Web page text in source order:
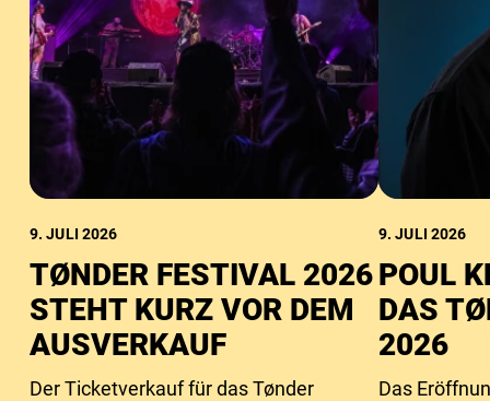
9. JULI 2026
TØNDER FESTIVAL 2026
STEHT KURZ VOR DEM
AUSVERKAUF
Der Ticketverkauf für das Tønder
9. JULI 2026
POUL
DAS
2026
Das